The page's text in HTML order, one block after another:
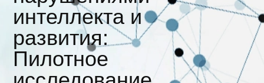
интеллекта и
развития:
Пилотное